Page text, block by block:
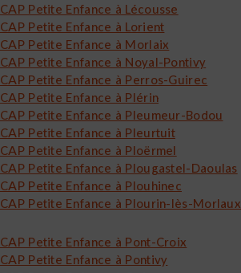
CAP Petite Enfance à Lécousse
CAP Petite Enfance à Lorient
CAP Petite Enfance à Morlaix
CAP Petite Enfance à Noyal-Pontivy
CAP Petite Enfance à Perros-Guirec
CAP Petite Enfance à Plérin
CAP Petite Enfance à Pleumeur-Bodou
CAP Petite Enfance à Pleurtuit
CAP Petite Enfance à Ploërmel
CAP Petite Enfance à Plougastel-Daoulas
CAP Petite Enfance à Plouhinec
CAP Petite Enfance à Plourin-lès-Morlaux
CAP Petite Enfance à Pont-Croix
CAP Petite Enfance à Pontivy